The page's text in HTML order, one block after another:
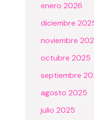
enero 2026
diciembre
noviembre
octubre 2025
septiembre
agosto 2025
julio 2025